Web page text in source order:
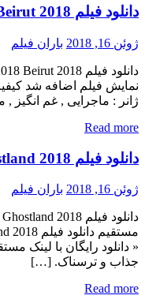
دانلود فیلم Beirut 2018
ژوئن 16, 2018 باران فیلم
ژانر : ماجرایی , غم انگیز , مهیج ۶٫۵/۱۰ از ۱,۹۶۳
Read more
دانلود فیلم Ghostland 2018
ژوئن 16, 2018 باران فیلم
« دانلود رایگان با لینک
جذاب و ترسناک. […]
Read more